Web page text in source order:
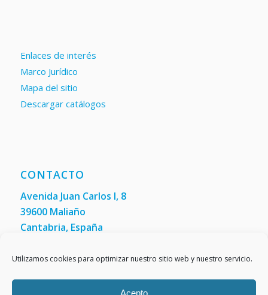
Utilizamos cookies para optimizar nuestro sitio web y nuestro servicio.
Acepto
Enlaces de interés
Marco Jurídico
Mapa del sitio
Descargar catálogos
CONTACTO
Avenida Juan Carlos I, 8
39600 Maliaño
Cantabria, España
Fax:(+34) 942 200 148